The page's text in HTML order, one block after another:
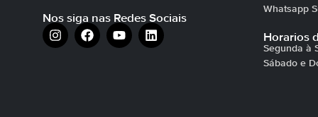
Nos siga nas Redes Sociais
Whatsapp
Horarios
Segunda à
Sábado e